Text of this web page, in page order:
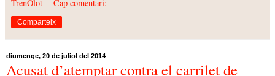
TrenOlot Cap comentari:
Comparteix
diumenge, 20 de juliol del 2014
Acusat d’atemptar contra el carrilet de